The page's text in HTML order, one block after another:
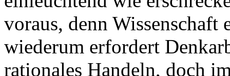
voraus, denn Wissenschaft
wiederum erfordert
rationales Handeln, doch